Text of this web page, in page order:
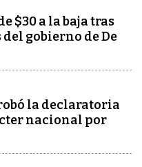
$30 a la baja tras
gobierno de De
la declaratoria
nacional por